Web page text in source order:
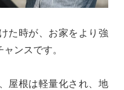
た時が、お家をより強
ンスです。
屋根は軽量化され、地